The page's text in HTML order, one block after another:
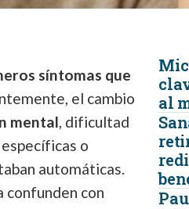
síntomas que
el cambio
mental, dificultad
o
automáticas.
confunden con
al